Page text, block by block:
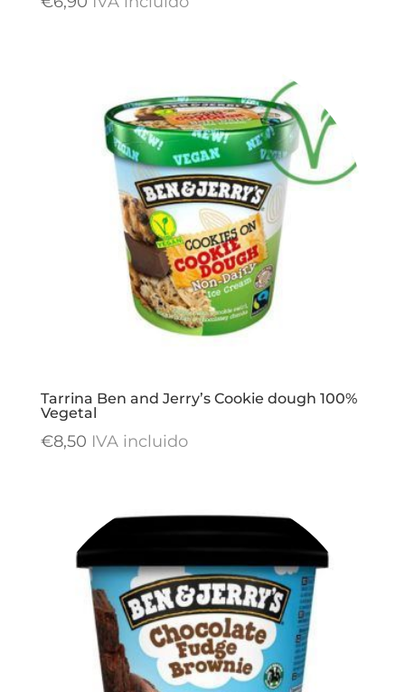
Tarrina Ben and Jerry’s Cookie dough 100%
Vegetal
€8,50 IVA incluido